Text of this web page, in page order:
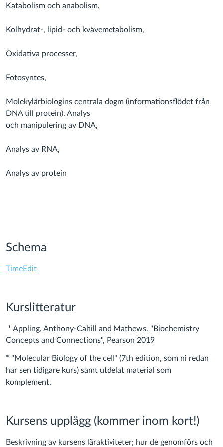
Katabolism och anabolism,
Kolhydrat-, lipid- och kvävemetabolism,
Oxidativa processer,
Fotosyntes,
Molekylärbiologins centrala dogm (informationsflödet från
DNA till protein), Analys
och manipulering av DNA,
Analys av RNA,
Analys av protein
Schema
TimeEdit
Kurslitteratur
* Appling, Anthony-Cahill and Mathews. "Biochemistry
Concepts and Connections", Pearson 2019
* "Molecular Biology of the cell" (7th edition, som ni redan
har sen tidigare kurs) samt utdelat material som
komplement.
Kursens upplägg (kommer inom kort!)
Beskrivning av kursens läraktiviteter; hur de genomförs och